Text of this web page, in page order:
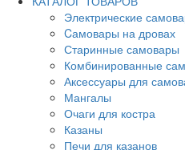
Электрические
Cамовары на дровах
Старинные самовары
Комбинированные
Аксессуары для
Мангалы
Очаги для костра
Казаны
Печи для казанов